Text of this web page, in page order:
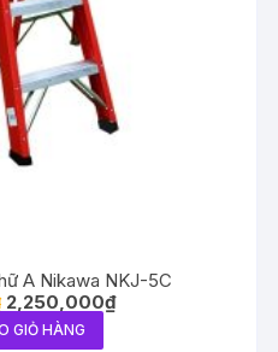
A Nikawa NKJ-5C
2,250,000₫
GIỎ HÀNG